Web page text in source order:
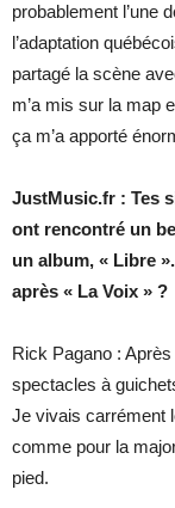
probablement l’une
l’adaptation
partagé la scène
m’a mis sur la map
ça m’a apporté
JustMusic.fr : Tes
ont rencontré un
un album, « Libre
après « La Voix » ?
Rick Pagano :
spectacles à
Je vivais carrément
comme pour la
pied.